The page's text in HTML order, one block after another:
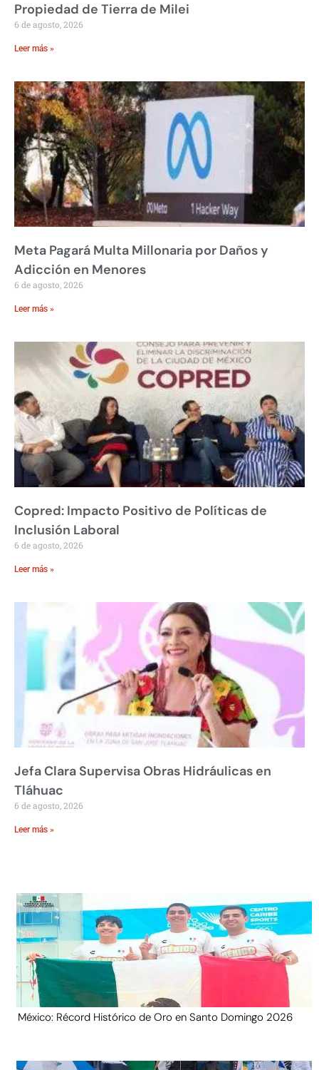
Propiedad de Tierra de Milei
6 de agosto, 2026
Leer más »
Meta Pagará Multa Millonaria por Daños y
Adicción en Menores
6 de agosto, 2026
Leer más »
Copred: Impacto Positivo de Políticas de
Inclusión Laboral
6 de agosto, 2026
Leer más »
Jefa Clara Supervisa Obras Hidráulicas en
Tláhuac
6 de agosto, 2026
Leer más »
México: Récord Histórico de Oro en Santo Domingo 2026